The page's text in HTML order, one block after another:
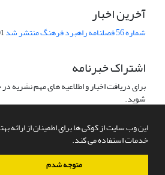
این وب سایت از کوکی ها برای اطمینان از ارائه
خدمات استفاده می کند.
متوجه شدم
آخرین اخبار
شماره 56 فصلنامه راهبرد فرهنگ منتشر شد
اشتراک خبرنامه
برای دریافت اخبار و اطلاعیه های مهم نشریه
شوید.